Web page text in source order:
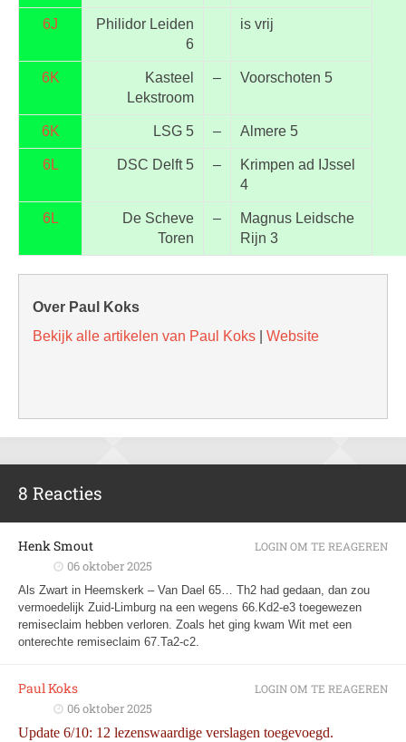
6J
Philidor Leiden
6
is vrij
6K
Kasteel
Lekstroom
– Voorschoten 5
6K LSG 5 – Almere 5
6L DSC Delft 5 –
Krimpen ad IJssel
4
6L
De Scheve
Toren
–
Magnus Leidsche
Rijn 3
Over Paul Koks
Bekijk alle artikelen van Paul Koks
Website
8 Reacties
Henk Smout
06 oktober 2025
Als Zwart in Heemskerk – Van Dael 65… Th2 had gedaan, dan zou
vermoedelijk Zuid-Limburg na een wegens 66.Kd2-e3 toegewezen
remiseclaim hebben verloren. Zoals het ging kwam Wit met een
onterechte remiseclaim 67.Ta2-c2.
LOGIN OM TE REAGEREN
Paul Koks
06 oktober 2025
Update 6/10: 12 lezenswaardige verslagen toegevoegd.
LOGIN OM TE REAGEREN